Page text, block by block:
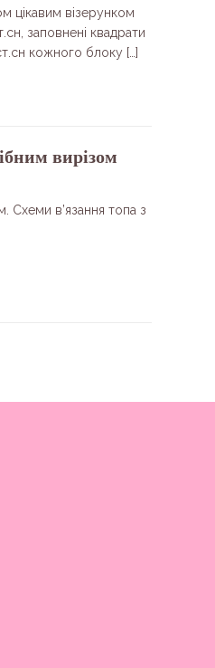
цікавим візерунком
заповнені квадрати
кожного блоку […]
вирізом
Схеми в’язання топа з